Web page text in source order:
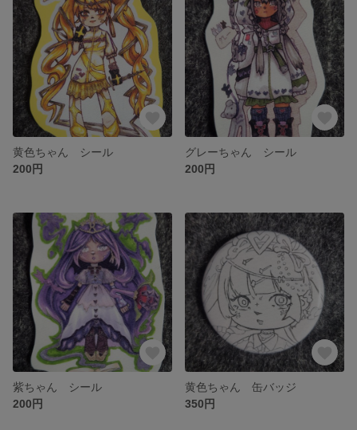
黄色ちゃん シール
200円
グレーちゃん シール
200円
紫ちゃん シール
200円
黄色ちゃん 缶バッジ
350円